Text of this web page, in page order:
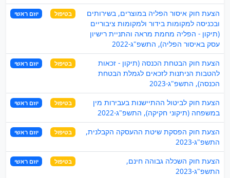
הצעת חוק איסור הפליה במוצרים, בשירותים
ובכניסה למקומות בידור ולמקומות ציבוריים
(תיקון - הפליה מחמת מראה והתניית רישיון
עסק באיסור הפליה), התשפ"ג-2022
בטיפול יוזם ראשי
הצעת חוק הבטחת הכנסה (תיקון - זכאות
להטבות הניתנות לזכאים לגמלת הבטחת
הכנסה), התשפ"ג-2023
בטיפול יוזם ראשי
הצעת חוק לביטול ההתיישנות בעבירות מין
במשפחה (תיקוני חקיקה), התשפ"ג-2022
בטיפול יוזם ראשי
הצעת חוק הפסקת שיטת ההעסקה הקבלנית,
התשפ"ג-2023
בטיפול יוזם ראשי
הצעת חוק השכלה גבוהה חינם,
התשפ"ג-2023
בטיפול יוזם ראשי